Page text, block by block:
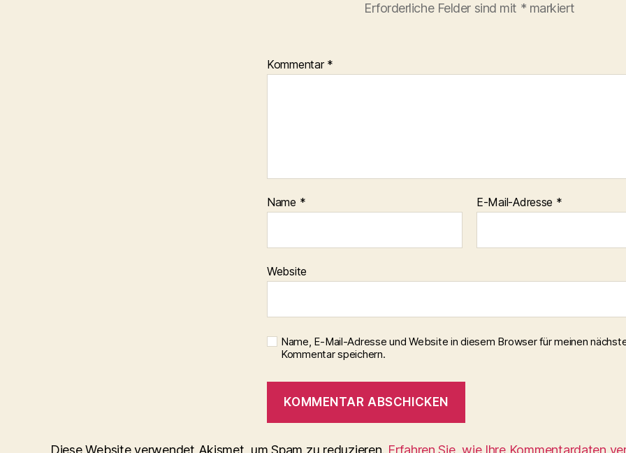
Erforderliche Felder sind mit * markiert
Kommentar *
Name * E-Mail-Adresse *
Website
Name, E-Mail-Adresse und Website in diesem Browser für meinen
Kommentar speichern.
Diese Website verwendet Akismet, um Spam zu reduzieren. Erfahren Sie, wie Ihre Kommentardaten